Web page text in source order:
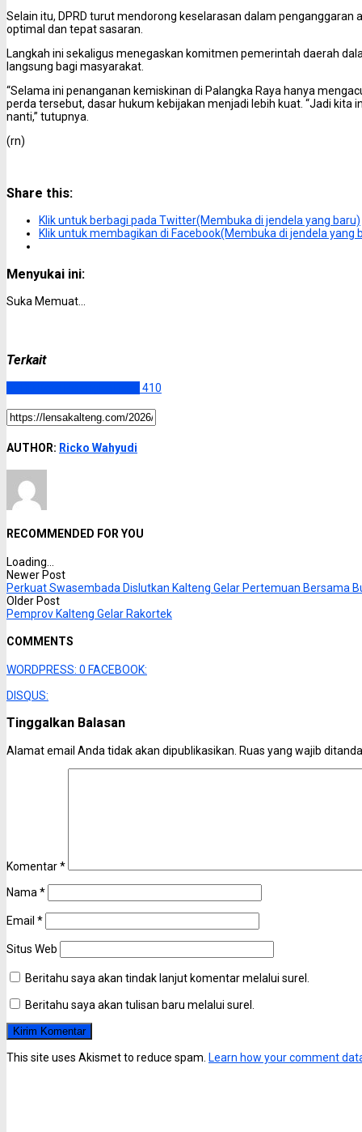
Selain itu, DPRD turut mendorong keselarasan dalam
optimal dan tepat sasaran.
Langkah ini sekaligus menegaskan komitmen pemerintah daerah
langsung bagi masyarakat.
“Selama ini penanganan kemiskinan di Palangka Raya hanya
perda tersebut, dasar hukum kebijakan menjadi lebih kuat. “Jadi kita
nanti,” tutupnya.
(rn)
Share this:
Klik untuk berbagi pada Twitter(Membuka di jendela yang baru)
Klik untuk membagikan di Facebook(Membuka di jendela yang
Menyukai ini:
Suka Memuat...
Terkait
410
AUTHOR: Ricko Wahyudi
RECOMMENDED FOR YOU
Loading...
Newer Post
Perkuat Swasembada Dislutkan Kalteng Gelar Pertemuan Bersama
Older Post
Pemprov Kalteng Gelar Rakortek
COMMENTS
WORDPRESS: 0 FACEBOOK:
DISQUS:
Tinggalkan Balasan
Alamat email Anda tidak akan dipublikasikan. Ruas yang wajib
Komentar*
Nama *
Email *
Situs Web
Beritahu saya akan tindak lanjut komentar melalui surel.
Beritahu saya akan tulisan baru melalui surel.
This site uses Akismet to reduce spam. Learn how your comment